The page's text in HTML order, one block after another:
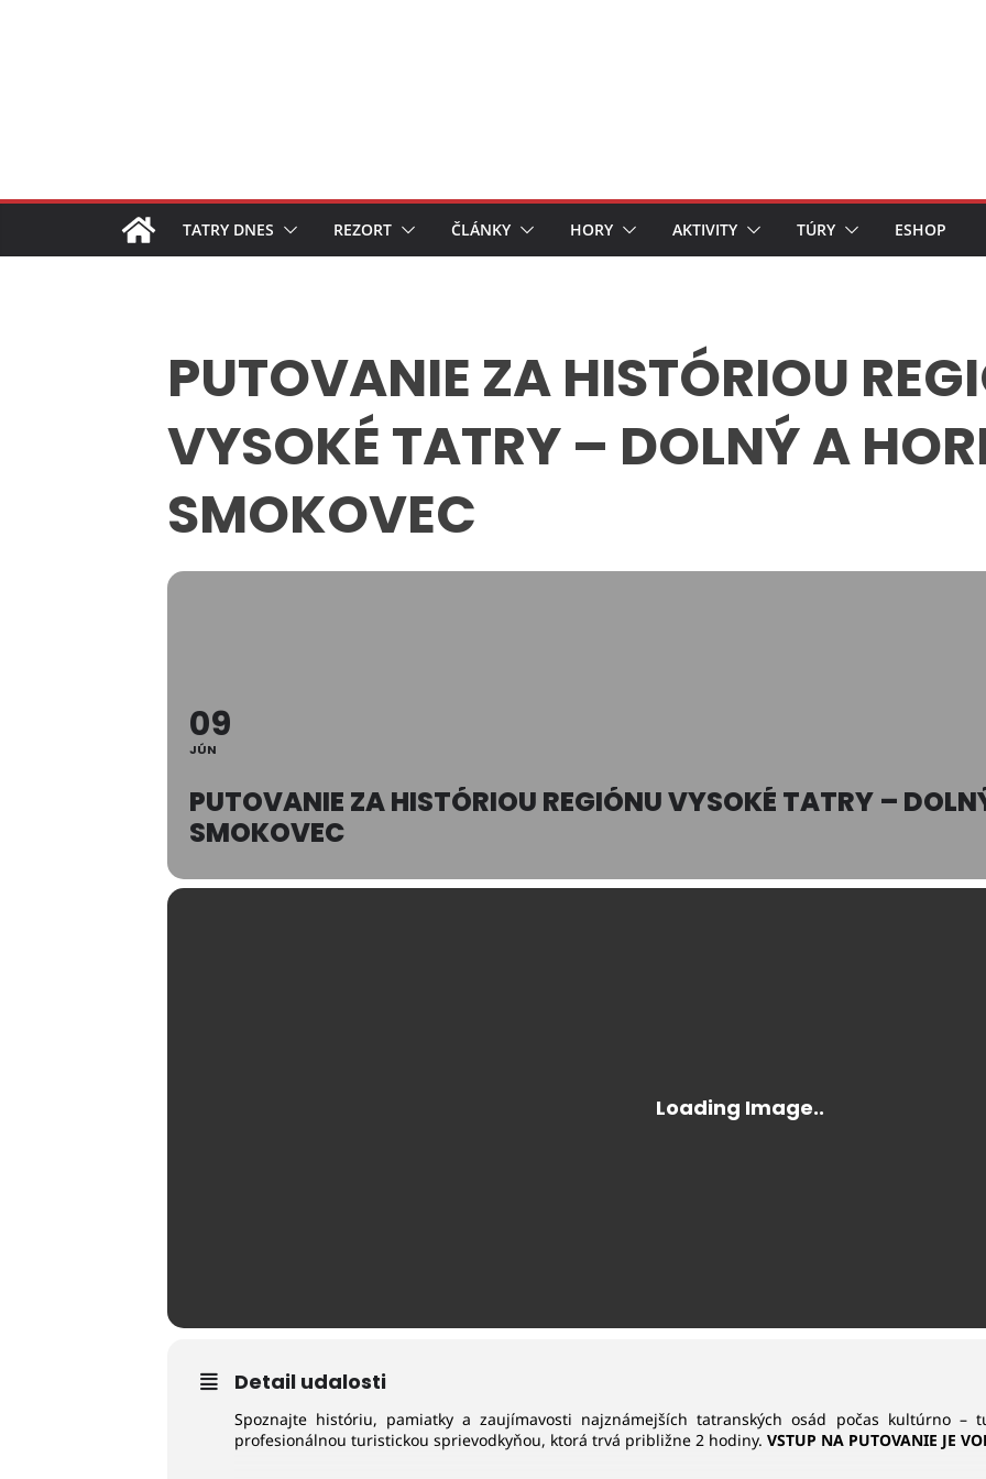
TATRY DNES REZORT ČLÁNKY HORY AKTIVITY TÚRY ESHOP
PUTOVANIE ZA HISTÓRIOU
VYSOKÉ TATRY – DOLNÝ A
SMOKOVEC
09
JÚN
PUTOVANIE ZA HISTÓRIOU REGIÓNU VYSOKÉ TATRY –
SMOKOVEC
Detail udalosti
Spoznajte históriu, pamiatky a zaujímavosti najznámejších tatranských osád počas kultúrno –
profesionálnou turistickou sprievodkyňou, ktorá trvá približne 2 hodiny. VSTUP NA PUTOVANIE JE